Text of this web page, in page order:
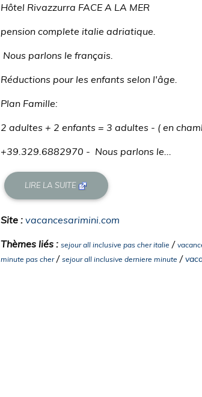
Hôtel Rivazzurra FACE A LA MER
pension complete italie adriatique.
Nous parlons le français.
Réductions pour les enfants selon l'âge.
Plan Famille:
2 adultes + 2 enfants = 3 adultes - ( en
+39.329.6882970 - Nous parlons le...
LIRE LA SUITE
Site : vacancesarimini.com
Thèmes liés : sejour all inclusive pas cher italie /
minute pas cher/ sejour all inclusive derniere minute /